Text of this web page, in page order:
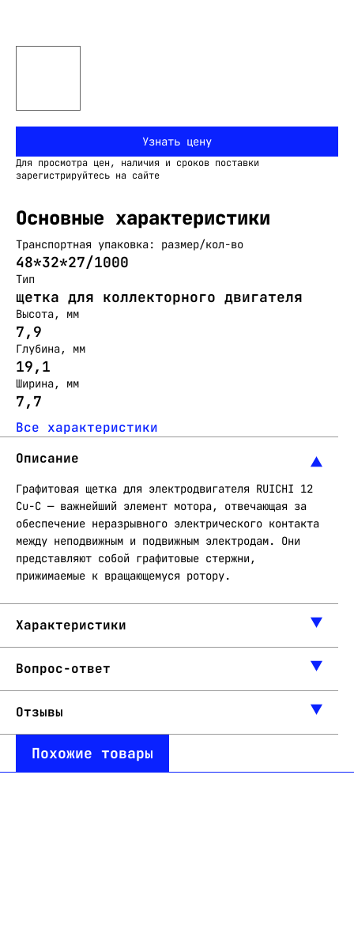
Узнать цену
Для просмотра цен, наличия и сроков поставки
зарегистрируйтесь на сайте
Основные характеристики
Транспортная упаковка: размер/кол-во
48*32*27/1000
Тип
щетка для коллекторного двигателя
Высота, мм
7,9
Глубина, мм
19,1
Ширина, мм
7,7
Все характеристики
Описание
Графитовая щетка для электродвигателя RUICHI 12
Cu-C — важнейший элемент мотора, отвечающая за
обеспечение неразрывного электрического контакта
между неподвижным и подвижным электродам. Они
представляют собой графитовые стержни,
прижимаемые к вращающемуся ротору.
Характеристики
Вопрос-ответ
Отзывы
Похожие товары